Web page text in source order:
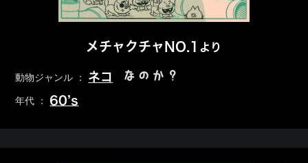
メチャクチャNO.1 より
動物ジャンル ： ネコ なのか？
年代 ： 60’s